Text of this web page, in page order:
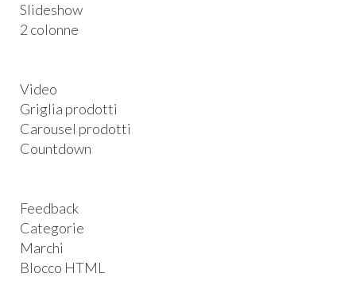
Slideshow
2 colonne
Video
Griglia prodotti
Carousel prodotti
Countdown
Feedback
Categorie
Marchi
Blocco HTML